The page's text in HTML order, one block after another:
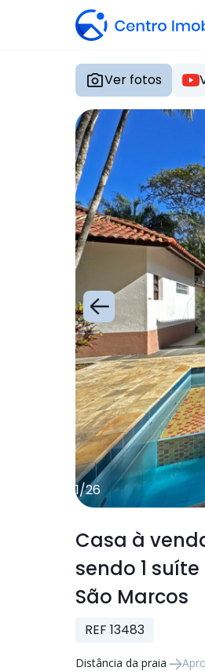
Ver fotos
1/26
Casa à
sendo 1 suíte
São Marcos
REF 13483
Distância da praia